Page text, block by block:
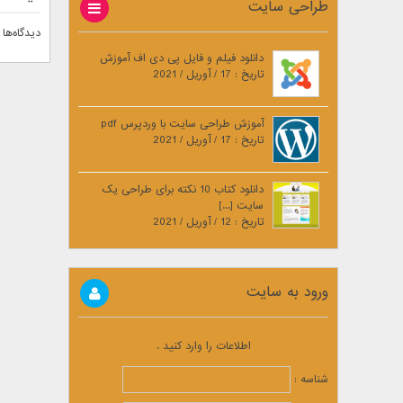
طراحی سایت
دانلود فیلم و فایل پی دی اف آموزش
تاریخ : 17 / آوریل / 2021
آموزش طراحی سایت با وردپرس pdf
تاریخ : 17 / آوریل / 2021
دانلود کتاب 10 نکته برای طراحی یک
سایت [...]
تاریخ : 12 / آوریل / 2021
ورود به سایت
اطلاعات را وارد کنید .
شناسه :